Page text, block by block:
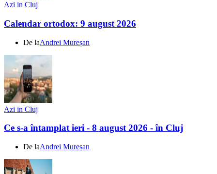
Azi in Cluj
Calendar ortodox: 9 august 2026
De laAndrei Mureșan
Azi in Cluj
Ce s-a întamplat ieri - 8 august 2026 - în Cluj
De laAndrei Mureșan